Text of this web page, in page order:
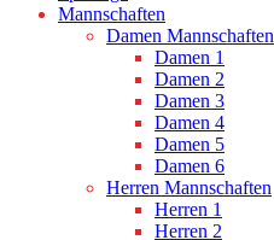
Mannschaften
Damen Mannschaften
Damen 1
Damen 2
Damen 3
Damen 4
Damen 5
Damen 6
Herren Mannschaften
Herren 1
Herren 2